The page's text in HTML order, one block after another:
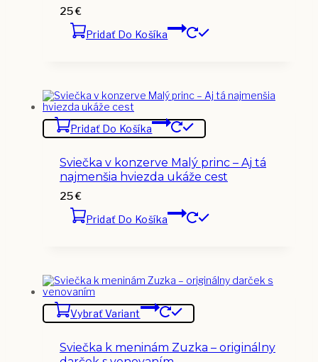
25€
Pridať Do Košíka
Pridať Do Košíka
Sviečka v konzerve Malý princ – Aj tá
najmenšia hviezda ukáže cest
25€
Pridať Do Košíka
Vybrať Variant
Sviečka k meninám Zuzka – originálny